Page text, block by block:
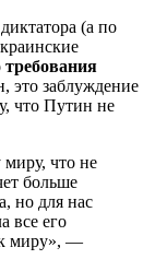
(а по
требования
это заблуждение
что Путин не
миру, что не
больше
но для нас
все его
миру», —